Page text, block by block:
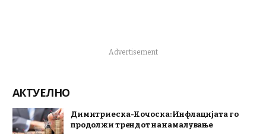
Advertisement
АКТУЕЛНО
Димитриеска-Кочоска: Инфлацијата го
продолжи трендот на намалување